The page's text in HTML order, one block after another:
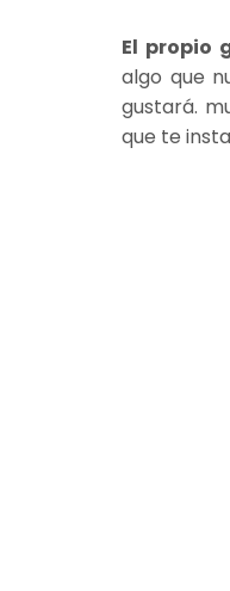
El propio
algo que
gustará.
que te